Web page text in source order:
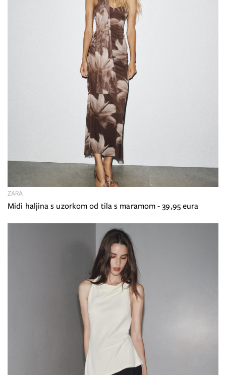
Midi haljina s uzorkom od tila s maramom - 39,95 eura
ZARA